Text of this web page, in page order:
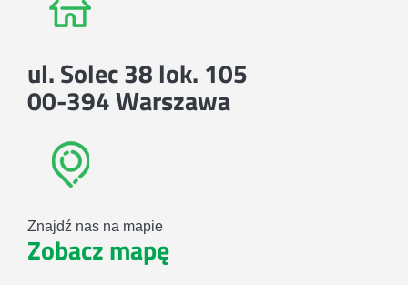
ul. Solec 38 lok. 105
00-394 Warszawa
Znajdź nas na mapie
Zobacz mapę